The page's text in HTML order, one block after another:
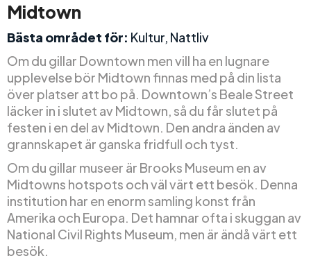
Midtown
Bästa området för: Kultur, Nattliv
Om du gillar Downtown men vill ha en lugnare
upplevelse bör Midtown finnas med på din lista
över platser att bo på. Downtown’s Beale Street
läcker in i slutet av Midtown, så du får slutet på
festen i en del av Midtown. Den andra änden av
grannskapet är ganska fridfull och tyst.
Om du gillar museer är Brooks Museum en av
Midtowns hotspots och väl värt ett besök. Denna
institution har en enorm samling konst från
Amerika och Europa. Det hamnar ofta i skuggan av
National Civil Rights Museum, men är ändå värt ett
besök.